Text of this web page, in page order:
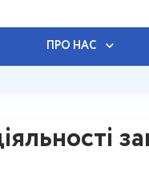
ПРО НАС